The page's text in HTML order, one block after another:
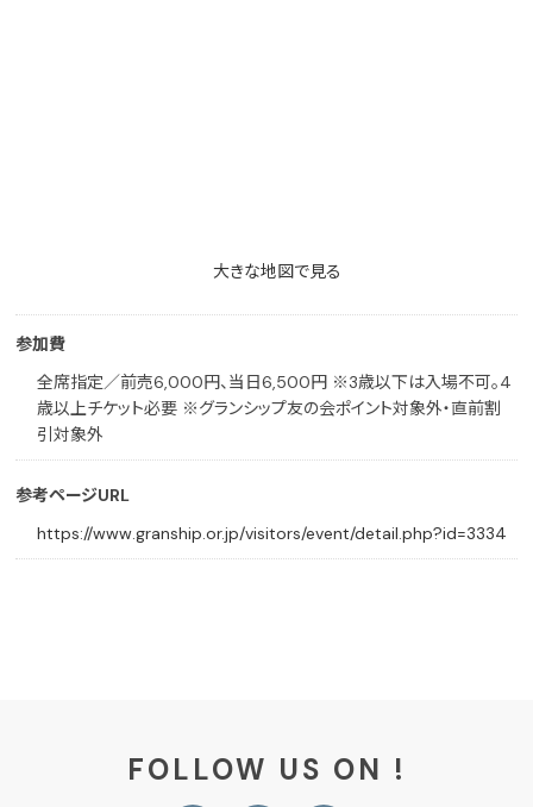
大きな地図で見る
参加費
全席指定／前売6,000円、当日6,500円 ※3歳以下は入場不可。4
歳以上チケット必要 ※グランシップ友の会ポイント対象外・直前割
引対象外
参考ページURL
https://www.granship.or.jp/visitors/event/detail.php?id=3334
FOLLOW US ON !